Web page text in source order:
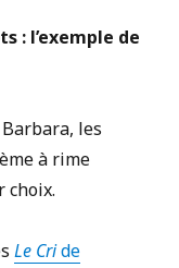
: l’exemple de
les
à rime
choix.
Le Cride